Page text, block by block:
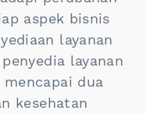
aspek bisnis
layanan
layanan
dua
kesehatan